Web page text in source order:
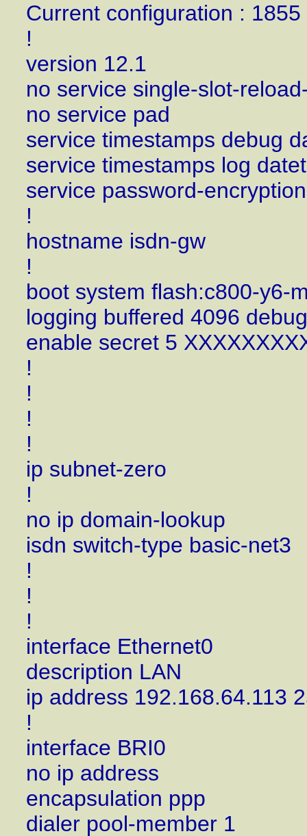
Current configuration : 1855
!
version 12.1
no service single-slot-
no service pad
service timestamps debug
service timestamps log
service password-encryption
!
hostname isdn-gw
!
boot system flash:c800-y6-
logging buffered 4096
enable secret 5
!
!
!
!
ip subnet-zero
!
no ip domain-lookup
isdn switch-type basic-net3
!
!
!
interface Ethernet0
description LAN
ip address 192.168.64.113
!
interface BRI0
no ip address
encapsulation ppp
dialer pool-member 1